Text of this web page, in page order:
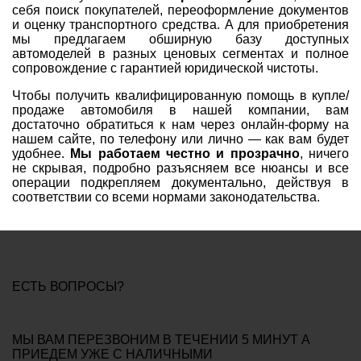
себя поиск покупателей, переоформление документов
и оценку транспортного средства. А для приобретения
мы предлагаем обширную базу доступных
автомоделей в разных ценовых сегментах и полное
сопровождение с гарантией юридической чистоты.
Чтобы получить квалифицированную помощь в купле/
продаже автомобиля в нашей компании, вам
достаточно обратиться к нам через онлайн-форму на
нашем сайте, по телефону или лично — как вам будет
удобнее.
Мы работаем честно и прозрачно, ничего
не скрывая, подробно разъясняем все нюансы и все
операции подкрепляем документально, действуя в
соответствии со всеми нормами законодательства.
ЕСТЬ ВОПРОСЫ?
МЫ ВАМ ПЕРЕЗВОНИМ В ТЕЧЕНИИ 5 МИНУТ А
ПРИЕДЕМ УЖЕ С НАЛИЧНЫМИ